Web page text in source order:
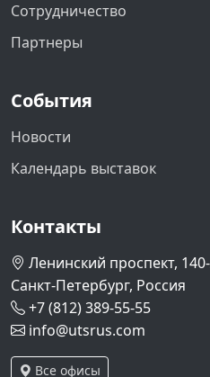
Сотрудничество
Партнеры
События
Новости
Календарь выставок
Контакты
Ленинский проспект,
Санкт-Петербург, Россия
+7 (812) 389-55-55
info@utsrus.com
Все офисы